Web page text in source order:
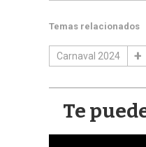
Temas relacionados
Carnaval 2024
Te